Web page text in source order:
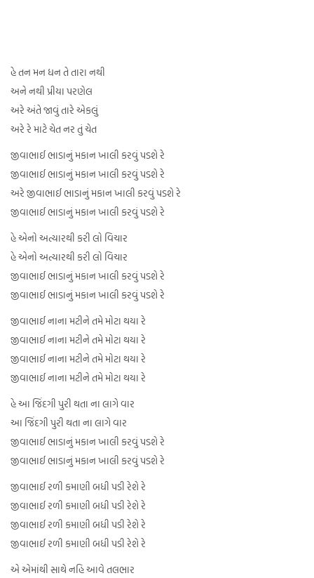
હે તન મન ધન તે તારા નથી
અને નથી પ્રીયા પરણેલ
અરે અંતે જાવું તારે એકલું
અરે રે માટે ચેત નર તું ચેત
જીવાભાઈ ભાડાનું મકાન ખાલી કરવું પડશે રે
જીવાભાઈ ભાડાનું મકાન ખાલી કરવું પડશે રે
અરે જીવાભાઈ ભાડાનું મકાન ખાલી કરવું પડશે રે
જીવાભાઈ ભાડાનું મકાન ખાલી કરવું પડશે રે
હે એનો અત્યારથી કરી લો વિચાર
હે એનો અત્યારથી કરી લો વિચાર
જીવાભાઈ ભાડાનું મકાન ખાલી કરવું પડશે રે
જીવાભાઈ ભાડાનું મકાન ખાલી કરવું પડશે રે
જીવાભાઈ નાના મટીને તમે મોટા થયા રે
જીવાભાઈ નાના મટીને તમે મોટા થયા રે
જીવાભાઈ નાના મટીને તમે મોટા થયા રે
જીવાભાઈ નાના મટીને તમે મોટા થયા રે
હે આ જિંદગી પુરી થતા ના લાગે વાર
આ જિંદગી પુરી થતા ના લાગે વાર
જીવાભાઈ ભાડાનું મકાન ખાલી કરવું પડશે રે
જીવાભાઈ ભાડાનું મકાન ખાલી કરવું પડશે રે
જીવાભાઈ રળી કમાણી બધી પડી રેશે રે
જીવાભાઈ રળી કમાણી બધી પડી રેશે રે
જીવાભાઈ રળી કમાણી બધી પડી રેશે રે
જીવાભાઈ રળી કમાણી બધી પડી રેશે રે
એ એમાંથી સાથે નહિ આવે તલભાર